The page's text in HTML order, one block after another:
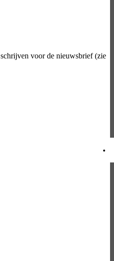
voor de nieuwsbrief (zie